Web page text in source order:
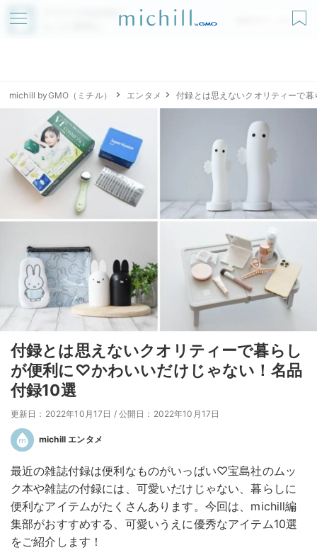
アプリでmichillが
無料ダウンロード
michill byGMO（ミチル） エンタメ 付録とは思えないクオリティーで
付録とは思えないクオリティーで暮らし
が便利に♡かわいいだけじゃない！名品
付録10選
更新日：2022年10月17日 / 公開日：2022年10月17日
michill エンタメ
最近の雑誌付録は便利なものがいっぱい♡宝島社のムッ
ク本や雑誌の付録には、可愛いだけじゃない、暮らしに
便利なアイテムがたくさんあります。今回は、michill編
集部がおすすめする、可愛いうえに優秀なアイテム10選
をご紹介します！